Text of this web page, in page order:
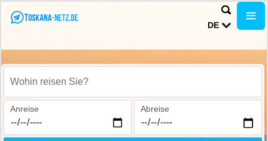
DE
Wohin reisen Sie?
Anreise Abreise